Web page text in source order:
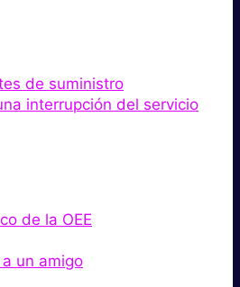
de suministro
interrupción del servicio
de la OEE
un amigo